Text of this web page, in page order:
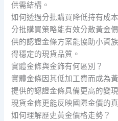
供需結構。
如何透過分批購買降低持有成
分批購買策略能有效分散黃金
供的認證金條方案能協助小資
得穩定的現貨品質。
實體金條與金飾有何區別？
實體金條因其低加工費而成為
提供的認證金條具備更高的變
現貨金條更能反映國際金價的
如何理解歷史黃金價格走勢？